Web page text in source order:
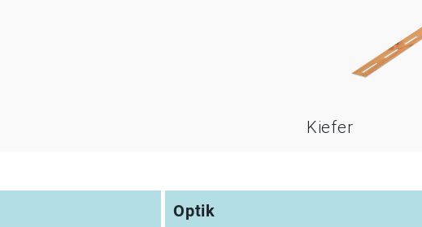
Kiefer
Optik